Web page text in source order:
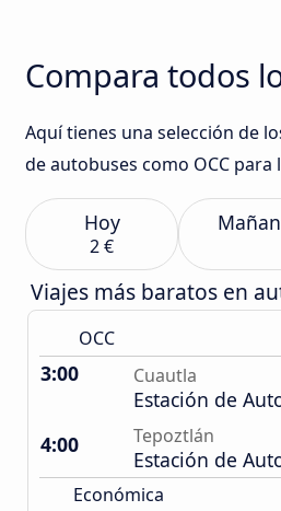
Compara todos
Aquí tienes una selección de
de autobuses como OCC para
Hoy
2 €
Viajes más baratos en
OCC
3:00 Cuautla
Estación de
4:00
Tepoztlán
Estación de
Económica